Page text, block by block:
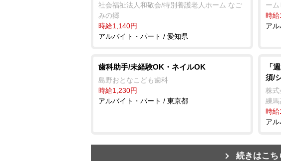
社会福祉法人和敬会/特別養護老人ホーム なご
みの郷
時給1,140円
アルバイト・パート / 愛知県
ー
時給
ア
歯科助手/未経験OK・ネイルOK
島野おとなこども歯科
時給1,230円
アルバイト・パート / 東京都
「
須/
株式
練馬
時給
ア
続きはこち